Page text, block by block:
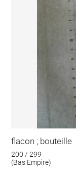
flacon ; bouteille
200 / 299
(Bas Empire)